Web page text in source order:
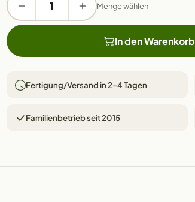
Menge wählen
In den Warenkorb
Fertigung/Versand in 2–4 Tagen
Familienbetrieb seit 2015